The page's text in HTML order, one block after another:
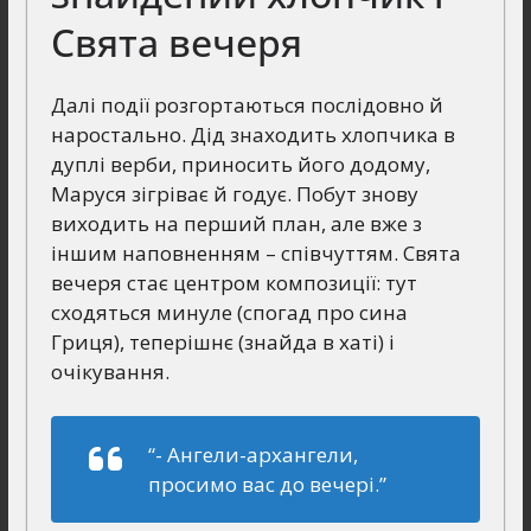
Свята вечеря
Далі події розгортаються послідовно й
наростально. Дід знаходить хлопчика в
дуплі верби, приносить його додому,
Маруся зігріває й годує. Побут знову
виходить на перший план, але вже з
іншим наповненням – співчуттям. Свята
вечеря стає центром композиції: тут
сходяться минуле (спогад про сина
Гриця), теперішнє (знайда в хаті) і
очікування.
“- Ангели-архангели,
просимо вас до вечері.”